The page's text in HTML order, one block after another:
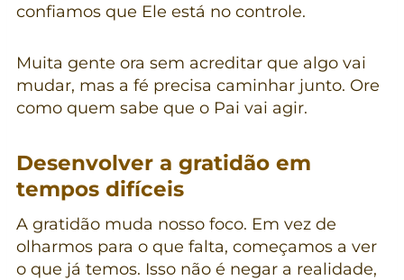
confiamos que Ele está no controle.
Muita gente ora sem acreditar que algo vai
mudar, mas a fé precisa caminhar junto. Ore
como quem sabe que o Pai vai agir.
Desenvolver a gratidão em
tempos difíceis
A gratidão muda nosso foco. Em vez de
olharmos para o que falta, começamos a ver
o que já temos. Isso não é negar a realidade,